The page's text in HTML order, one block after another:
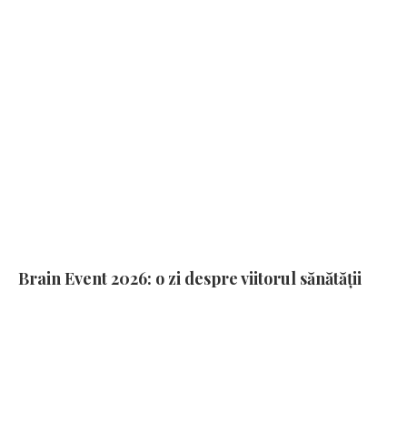
Brain Event 2026: o zi despre viitorul sănătății